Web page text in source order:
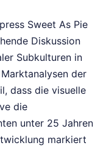
Sweet As Pie
Diskussion
Subkulturen in
der
dass die visuelle
die
unter 25 Jahren
markiert